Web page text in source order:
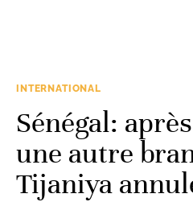
INTERNATIONAL
Sénégal:
une autre
Tijaniya